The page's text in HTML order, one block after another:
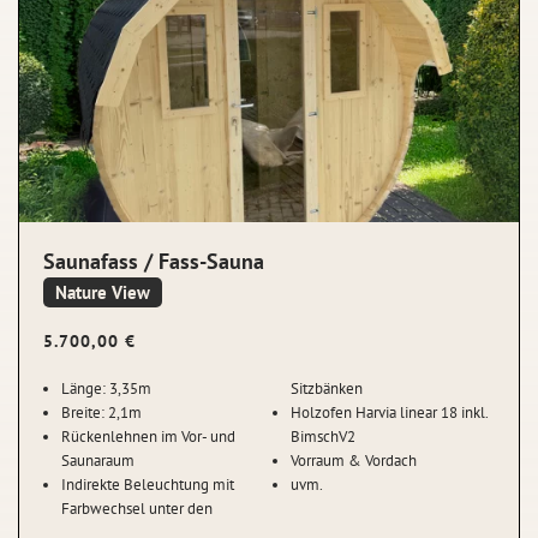
Saunafass / Fass-Sauna
Nature View
5.700,00 €
Länge: 3,35m
Breite: 2,1m
Rückenlehnen im Vor- und
Saunaraum
Indirekte Beleuchtung mit
Farbwechsel unter den
Sitzbänken
Holzofen Harvia linear 18 inkl.
BimschV2
Vorraum & Vordach
uvm.